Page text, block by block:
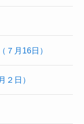
７月16日）
２日）